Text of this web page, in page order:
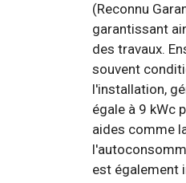
(Reconnu
garantissant
des travaux.
souvent
l'installation,
égale à 9 kWc
aides comme
est également